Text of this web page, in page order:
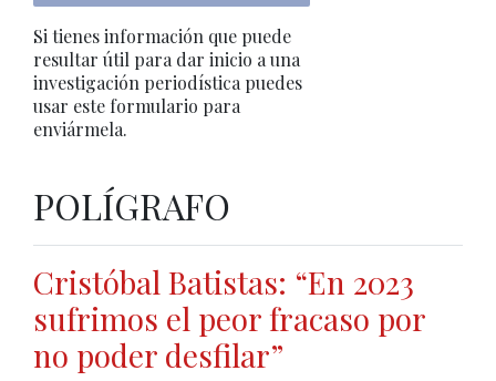
Si tienes información que puede
resultar útil para dar inicio a una
investigación periodística puedes
usar este formulario para
enviármela.
POLÍGRAFO
Cristóbal Batistas: “En 2023
sufrimos el peor fracaso por
no poder desfilar”